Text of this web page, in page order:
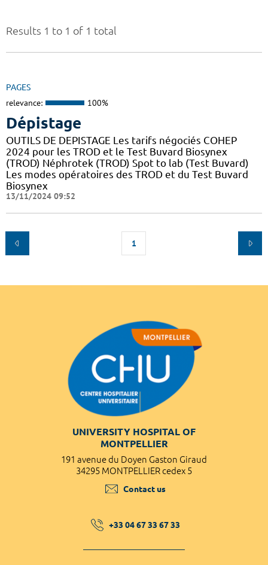
Results 1 to 1 of 1 total
PAGES
relevance: 100%
Dépistage
OUTILS DE DEPISTAGE Les tarifs négociés COHEP
2024 pour les TROD et le Test Buvard Biosynex
(TROD) Néphrotek (TROD) Spot to lab (Test Buvard)
Les modes opératoires des TROD et du Test Buvard
Biosynex
13/11/2024 09:52
1
UNIVERSITY HOSPITAL OF
MONTPELLIER
191 avenue du Doyen Gaston Giraud
34295 MONTPELLIER cedex 5
Contact us
+33 04 67 33 67 33